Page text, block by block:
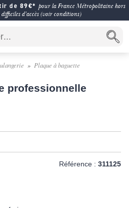
de 89€* pour la France Métropolitaine hors
difficiles d'accès (voir conditions)
Plaque à baguette
professionnelle
Référence : 311125